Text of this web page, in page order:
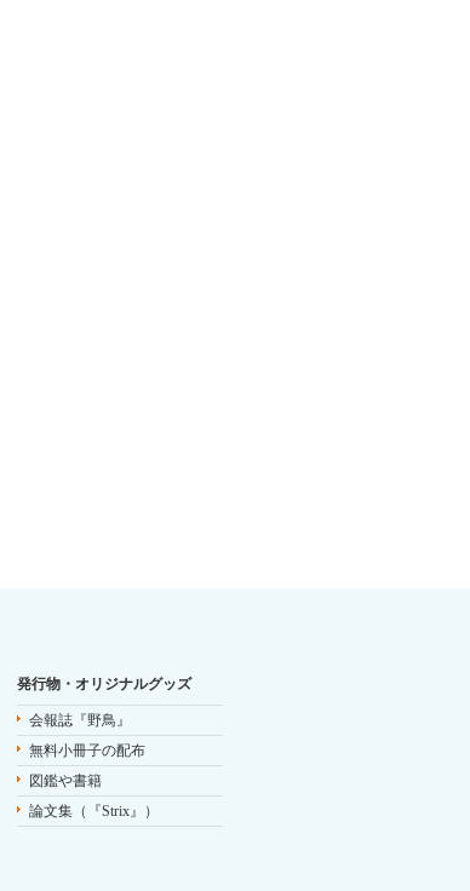
発行物・オリジナルグッズ
会報誌『野鳥』
無料小冊子の配布
図鑑や書籍
論文集（『Strix』）